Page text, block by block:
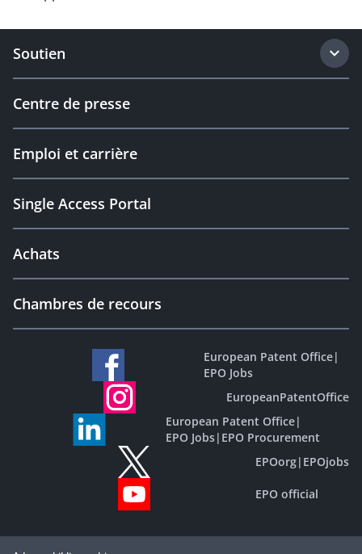
Soutien
Centre de presse
Emploi et carrière
Single Access Portal
Achats
Chambres de recours
European Patent Office|
EPO Jobs
EuropeanPatentOffice
European Patent Office|
EPO Jobs| EPO Procurement
EPOorg| EPOjobs
EPO official